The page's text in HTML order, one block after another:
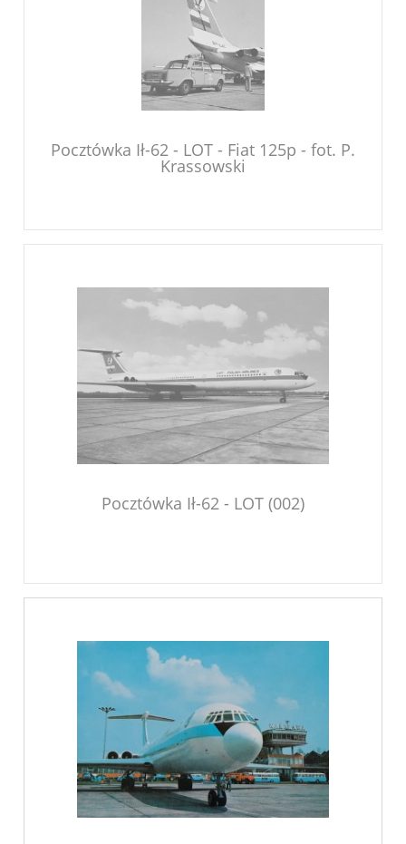
Pocztówka Ił-62 - LOT - Fiat 125p - fot. P.
Krassowski
Pocztówka Ił-62 - LOT (002)